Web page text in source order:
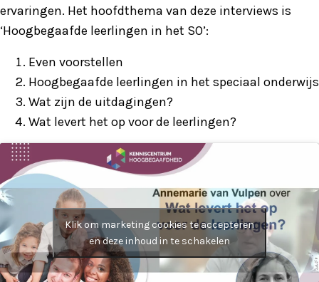
ervaringen. Het hoofdthema van deze interviews is
‘Hoogbegaafde leerlingen in het SO’:
Even voorstellen
Hoogbegaafde leerlingen in het speciaal onderwijs
Wat zijn de uitdagingen?
Wat levert het op voor de leerlingen?
Klik om marketing cookies te accepteren
en deze inhoud in te schakelen